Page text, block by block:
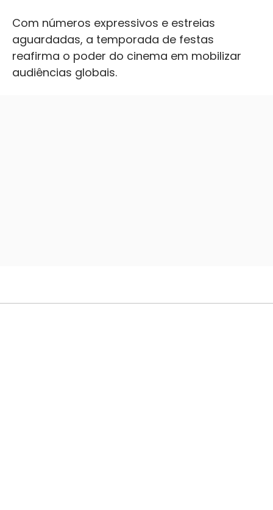
Com números expressivos e estreias
aguardadas, a temporada de festas
reafirma o poder do cinema em mobilizar
audiências globais.